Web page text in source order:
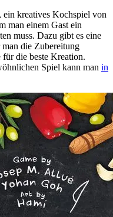
, ein kreatives Kochspiel von
man einem Gast ein
muss. Dazu gibt es eine
man die Zubereitung
die beste Kreation.
Spiel kann man in